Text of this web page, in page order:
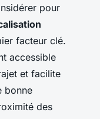
pour
facteur clé.
accessible
et facilite
bonne
des